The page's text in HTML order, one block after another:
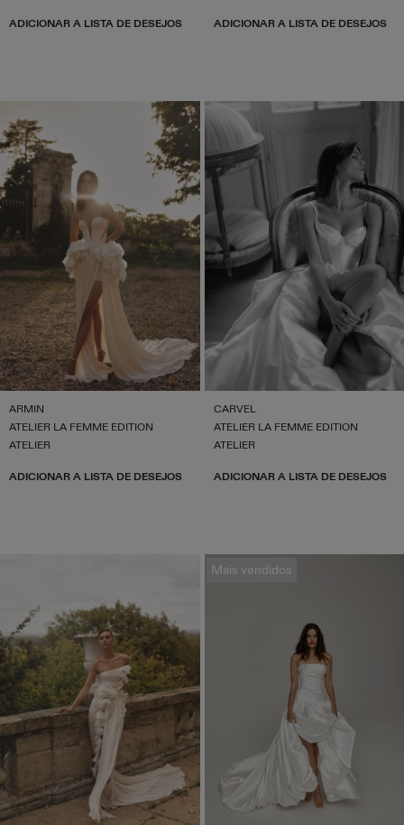
ADICIONAR A LISTA DE DESEJOS ADICIONAR A LISTA DE DESEJOS
ARMIN
ATELIER LA FEMME EDITION
ATELIER
ADICIONAR A LISTA DE DESEJOS
CARVEL
ATELIER LA FEMME EDITION
ATELIER
ADICIONAR A LISTA DE DESEJOS
Mais vendidos